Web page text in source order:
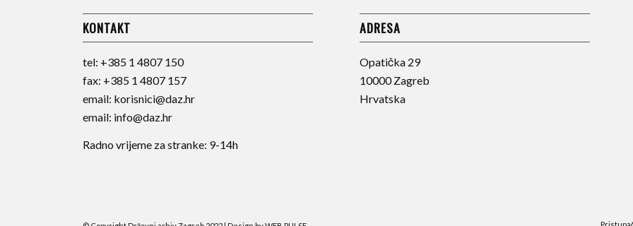
KONTAKT
tel: +385 1 4807 150
fax: +385 1 4807 157
email: korisnici@daz.hr
email: info@daz.hr
Radno vrijeme za stranke: 9-14h
ADRESA
Opatička 29
10000 Zagreb
Hrvatska